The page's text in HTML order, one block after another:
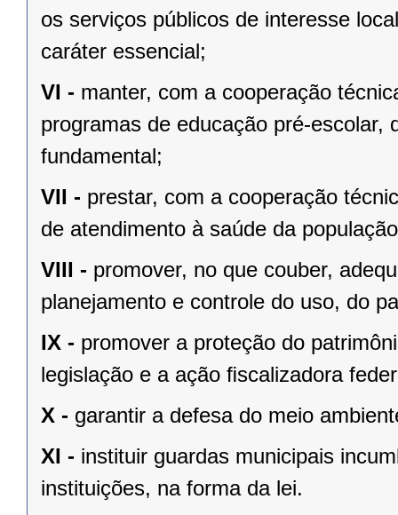
os serviços públicos de interesse
caráter essencial;
VI - manter, com a cooperação
programas de educação pré-escolar,
fundamental;
VII - prestar, com a cooperação
de atendimento à saúde da
VIII - promover, no que couber,
planejamento e controle do uso, do
IX - promover a proteção do
legislação e a ação ﬁscalizadora
X - garantir a defesa do meio
XI - instituir guardas municipais
instituições, na forma da lei.